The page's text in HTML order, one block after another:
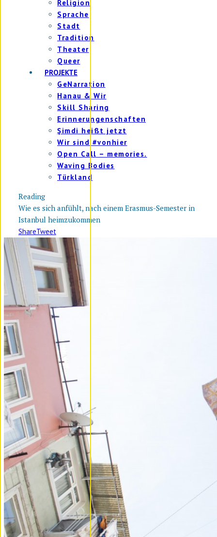
Religion
Sprache
Stadt
Tradition
Theater
Queer
PROJEKTE
GeNarration
Hanau & Wir
Skill Sharing
Erinnerungenschaften
Şimdi heißt jetzt
Wir sind #vonhier
Open Call – memories.
Waving Bodies
Türkland
Reading
Wie es sich anfühlt, nach einem Erasmus-Semester in
Istanbul heimzukommen
ShareTweet